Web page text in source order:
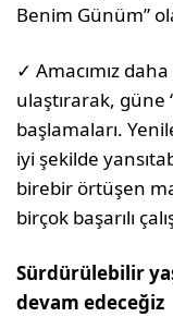
Benim Günüm”
✓ Amacımız
ulaştırarak, güne
başlamaları.
iyi şekilde
birebir örtüşen
birçok başarılı
Sürdürülebilir
devam edeceğiz